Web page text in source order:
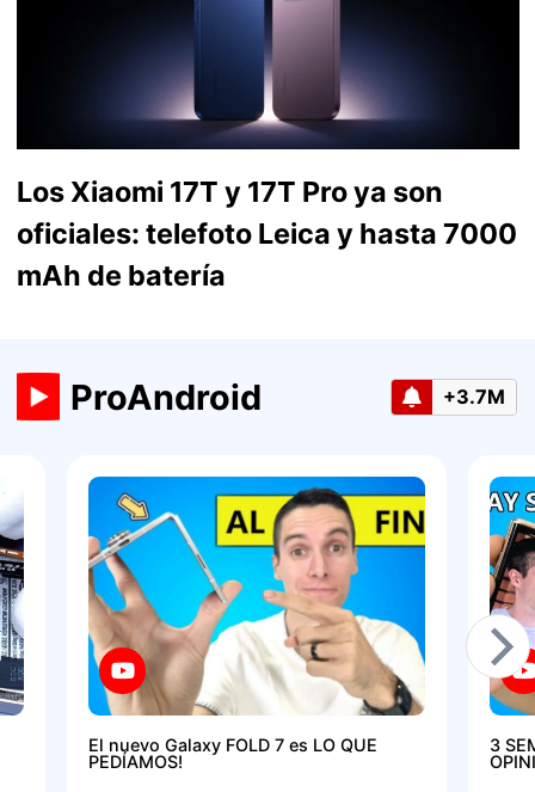
Los Xiaomi 17T y 17T Pro ya son
oficiales: telefoto Leica y hasta 7000
mAh de batería
ProAndroid +3.7M
El nuevo Galaxy FOLD 7 es LO QUE
PEDÍAMOS!
3